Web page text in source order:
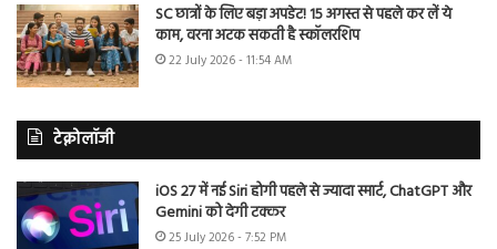
SC छात्रों के लिए बड़ा अपडेट! 15 अगस्त से पहले कर लें ये
काम, वरना अटक सकती है स्कॉलरशिप
22 July 2026 - 11:54 AM
टेक्नोलॉजी
iOS 27 में नई Siri होगी पहले से ज्यादा स्मार्ट, ChatGPT और
Gemini को देगी टक्कर
25 July 2026 - 7:52 PM